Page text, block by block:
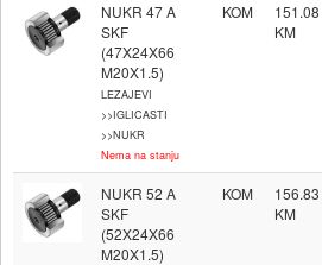
NUKR 47 A
SKF
(47X24X66
M20X1.5)
LEZAJEVI
>>IGLICASTI
>>NUKR
Nema na stanju
KOM 151.08
NUKR 52 A
SKF
(52X24X66
M20X1.5)
KOM 156.83